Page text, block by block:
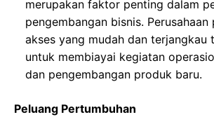
merupakan faktor penting dalam
pengembangan bisnis.
akses yang mudah dan terjangkau
untuk membiayai kegiatan
dan pengembangan produk baru.
Peluang Pertumbuhan